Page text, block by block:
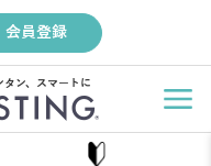
会員登録
ン、スマートに